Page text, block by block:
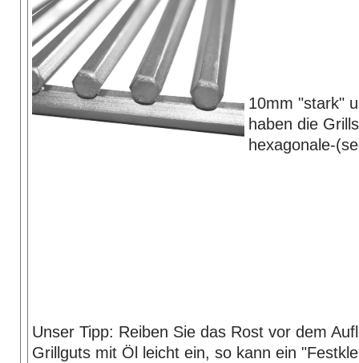
10mm "stark"
haben die
hexagonale-
Unser Tipp: Reiben Sie das Rost vor dem
Grillguts mit Öl leicht ein, so kann ein